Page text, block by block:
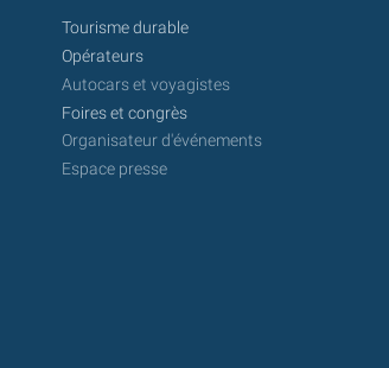
Tourisme durable
Opérateurs
Autocars et voyagistes
Foires et congrès
Organisateur d'événements
Espace presse